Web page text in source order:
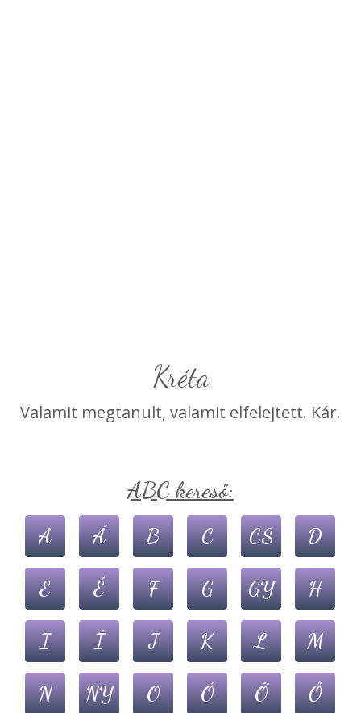
Kréta
Valamit megtanult, valamit elfelejtett. Kár.
ABC kereső:
A Á B C CS D
E É F G GY H
I Í J K L M
N NY O Ó Ö Ő